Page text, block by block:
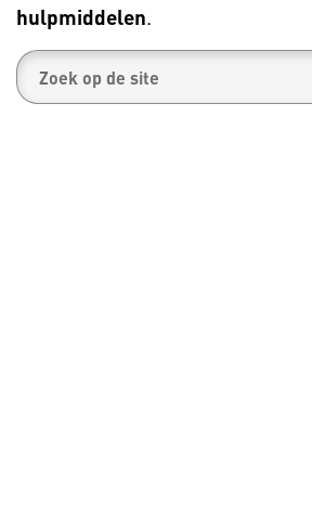
hulpmiddelen.